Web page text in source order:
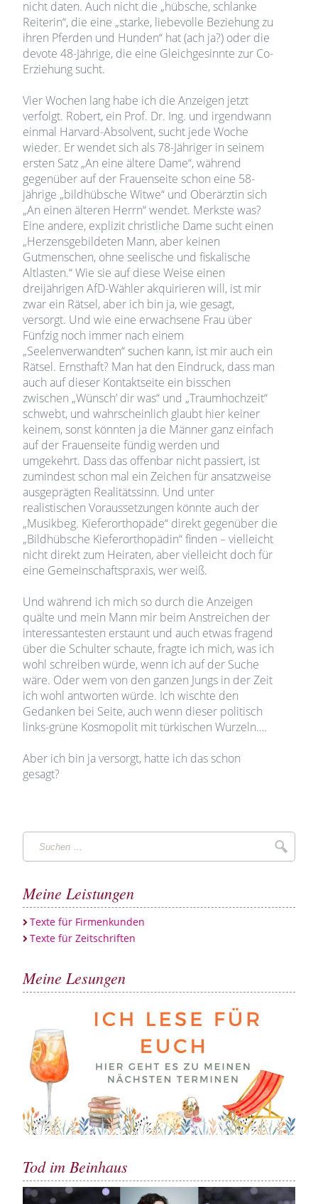
nicht daten. Auch nicht die „hübsche, schlanke
Reiterin“, die eine „starke, liebevolle Beziehung zu
ihren Pferden und Hunden“ hat (ach ja?) oder die
devote 48-Jährige, die eine Gleichgesinnte zur Co-
Erziehung sucht.
Vier Wochen lang habe ich die Anzeigen jetzt
verfolgt. Robert, ein Prof. Dr. Ing. und irgendwann
einmal Harvard-Absolvent, sucht jede Woche
wieder. Er wendet sich als 78-Jähriger in seinem
ersten Satz „An eine ältere Dame“, während
gegenüber auf der Frauenseite schon eine 58-
jährige „bildhübsche Witwe“ und Oberärztin sich
„An einen älteren Herrn“ wendet. Merkste was?
Eine andere, explizit christliche Dame sucht einen
„Herzensgebildeten Mann, aber keinen
Gutmenschen, ohne seelische und fiskalische
Altlasten.“ Wie sie auf diese Weise einen
dreijährigen AfD-Wähler akquirieren will, ist mir
zwar ein Rätsel, aber ich bin ja, wie gesagt,
versorgt. Und wie eine erwachsene Frau über
Fünfzig noch immer nach einem
„Seelenverwandten“ suchen kann, ist mir auch ein
Rätsel. Ernsthaft? Man hat den Eindruck, dass man
auch auf dieser Kontaktseite ein bisschen
zwischen „Wünsch’ dir was“ und „Traumhochzeit“
schwebt, und wahrscheinlich glaubt hier keiner
keinem, sonst könnten ja die Männer ganz einfach
auf der Frauenseite fündig werden und
umgekehrt. Dass das offenbar nicht passiert, ist
zumindest schon mal ein Zeichen für ansatzweise
ausgeprägten Realitätssinn. Und unter
realistischen Voraussetzungen könnte auch der
„Musikbeg. Kieferorthopäde“ direkt gegenüber die
„Bildhübsche Kieferorthopädin“ finden – vielleicht
nicht direkt zum Heiraten, aber vielleicht doch für
eine Gemeinschaftspraxis, wer weiß.
Und während ich mich so durch die Anzeigen
quälte und mein Mann mir beim Anstreichen der
interessantesten erstaunt und auch etwas fragend
über die Schulter schaute, fragte ich mich, was ich
wohl schreiben würde, wenn ich auf der Suche
wäre. Oder wem von den ganzen Jungs in der Zeit
ich wohl antworten würde. Ich wischte den
Gedanken bei Seite, auch wenn dieser politisch
links-grüne Kosmopolit mit türkischen Wurzeln….
Aber ich bin ja versorgt, hatte ich das schon
gesagt?
Suchen
…
Meine Leistungen
Texte für Firmenkunden
Texte für Zeitschriften
Meine Lesungen
Tod im Beinhaus